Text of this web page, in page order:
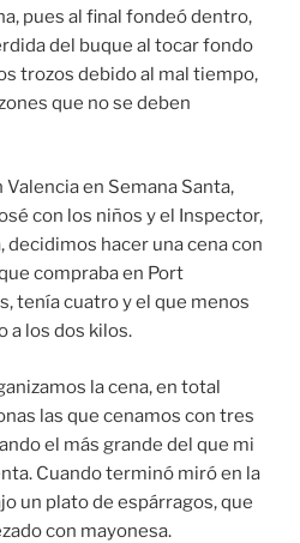
pues al final fondeó dentro,
del buque al tocar fondo
trozos debido al mal tiempo,
que no se deben
en Semana Santa,
con los niños y el Inspector,
decidimos hacer una cena con
compraba en Port
tenía cuatro y el que menos
a los dos kilos.
la cena, en total
las que cenamos con tres
el más grande del que mi
Cuando terminó miró en la
un plato de espárragos, que
con mayonesa.